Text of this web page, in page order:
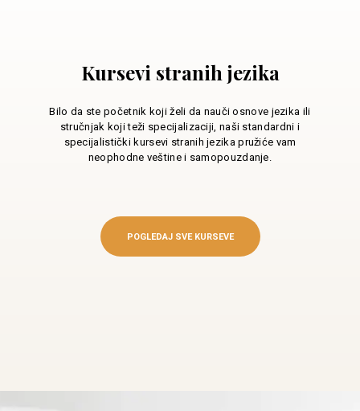
Kursevi stranih jezika
Bilo da ste početnik koji želi da nauči osnove jezika ili
stručnjak koji teži specijalizaciji, naši standardni i
specijalistički kursevi stranih jezika pružiće vam
neophodne veštine i samopouzdanje.
POGLEDAJ SVE KURSEVE